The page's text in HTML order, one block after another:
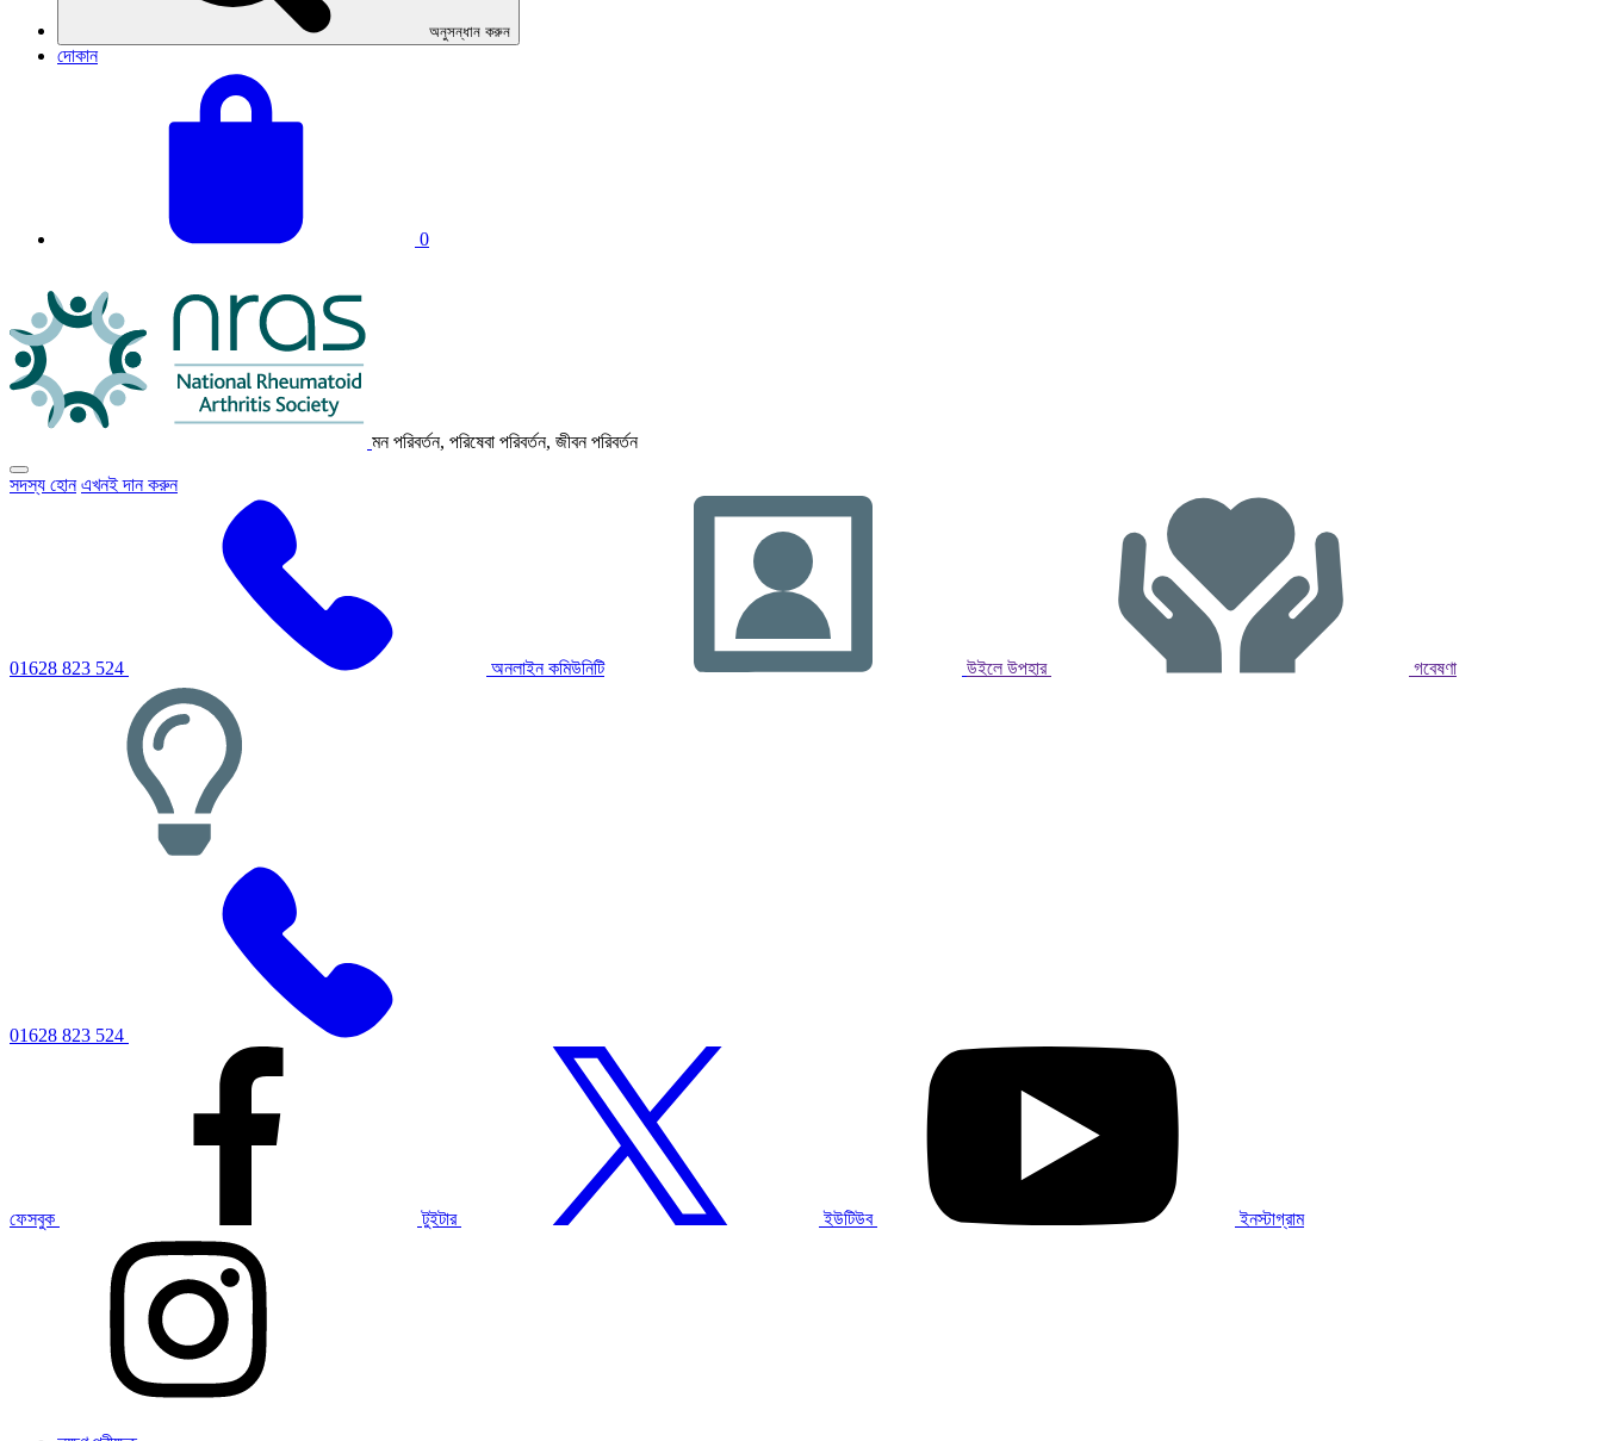
অনুসন্ধান করুন
দোকান
0
মন পরিবর্তন, পরিষেবা পরিবর্তন, জীবন পরিবর্তন
প্রাথমিক
নেভিগেশন
সদস্য হোন এখনই দান করুন
01628 823 524 অনলাইন কমিউনিটি উইলে উপহার গবেষণা
01628 823 524
ফেসবুক টুইটার ইউটিউব ইনস্টাগ্রাম